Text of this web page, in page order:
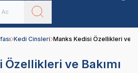
Kedi Cinsleri Manks Kedisi Özellikleri ve
ve Bakımı